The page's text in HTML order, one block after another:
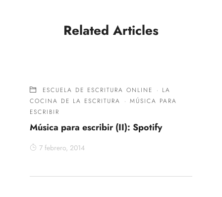
Related Articles
ESCUELA DE ESCRITURA ONLINE · LA
COCINA DE LA ESCRITURA
· MÚSICA PARA
ESCRIBIR
Música para escribir (II): Spotify
7 febrero, 2014